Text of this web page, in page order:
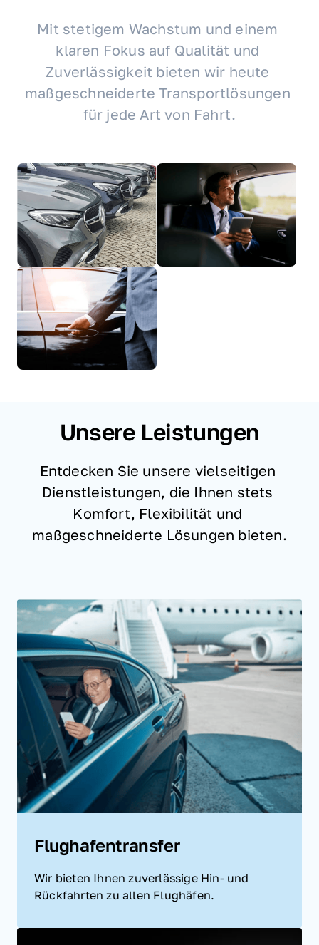
Mit stetigem Wachstum und einem
klaren Fokus auf Qualität und
Zuverlässigkeit bieten wir heute
maßgeschneiderte Transportlösungen
für jede Art von Fahrt.
Unsere Leistungen
Entdecken Sie unsere vielseitigen
Dienstleistungen, die Ihnen stets
Komfort, Flexibilität und
maßgeschneiderte Lösungen bieten.
Flughafentransfer
Wir bieten Ihnen zuverlässige Hin- und
Rückfahrten zu allen Flughäfen.